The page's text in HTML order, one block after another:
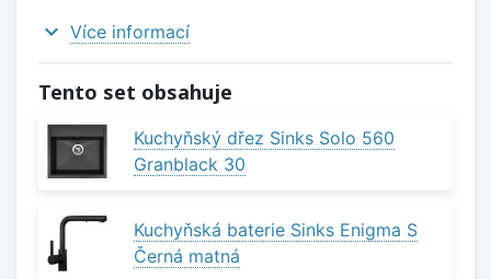
expand_more Více informací
Tento set obsahuje
Kuchyňský dřez Sinks Solo 560
Granblack 30
Kuchyňská baterie Sinks Enigma S
Černá matná